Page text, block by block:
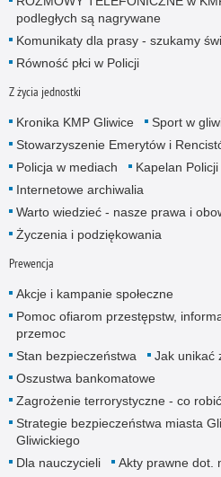
podległych są nagrywane
Komunikaty dla prasy - szukamy
Równość płci w Policji
Z życia jednostki
Kronika KMP Gliwice
Sport w
Stowarzyszenie Emerytów i
Policja w mediach
Kapelan
Internetowe archiwalia
Warto wiedzieć - nasze prawa i
Życzenia i podziękowania
Prewencja
Akcje i kampanie społeczne
Pomoc ofiarom przestępstw,
przemoc
Stan bezpieczeństwa
Jak unikać
Oszustwa bankomatowe
Zagrożenie terrorystyczne - co
Strategie bezpieczeństwa miasta
Gliwickiego
Dla nauczycieli
Akty prawne dot.